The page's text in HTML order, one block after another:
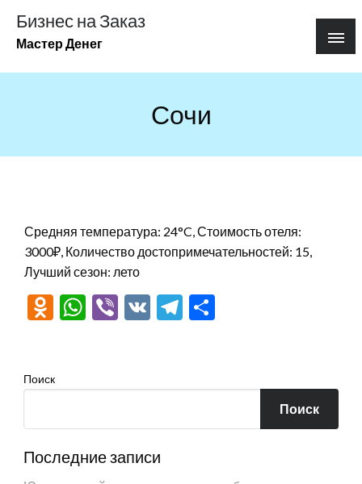
содержимому
Бизнес на Заказ
Мастер Денег
Сочи
Средняя температура: 24°C, Стоимость отеля:
3000₽, Количество достопримечательностей: 15,
Лучший сезон: лето
Odnoklassniki
WhatsApp
Viber
VK Telegram
Поиск
Поиск
Последние записи